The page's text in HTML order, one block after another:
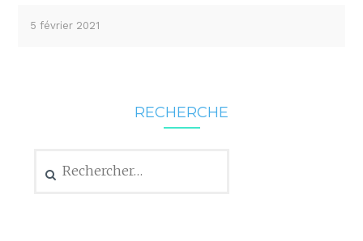
5 février 2021
RECHERCHE